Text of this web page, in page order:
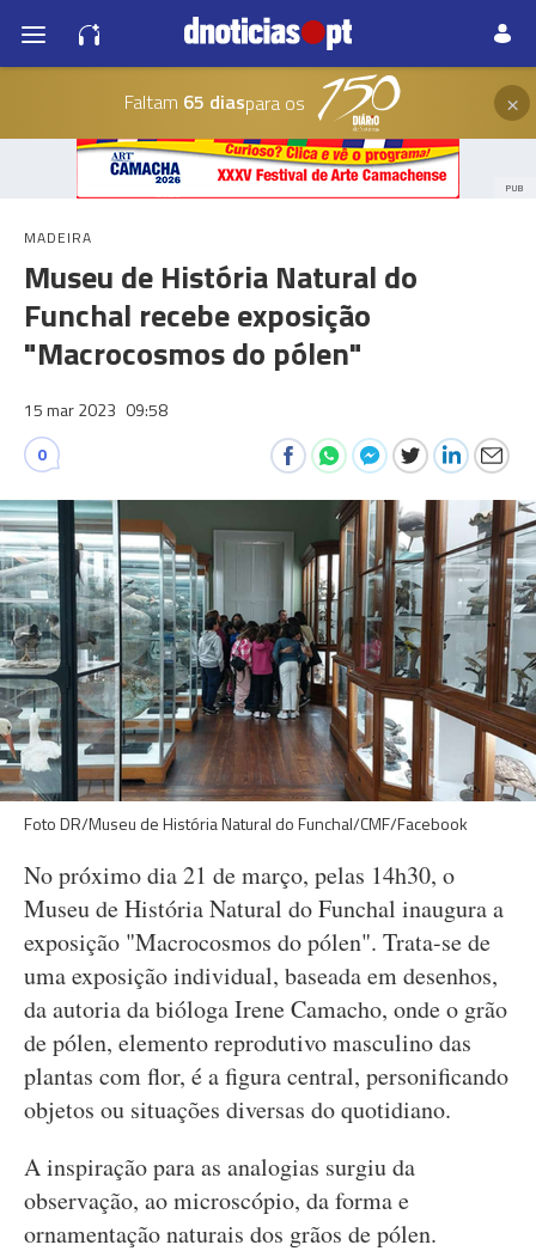
Faltam 65 diaspara os ×
PUB
MADEIRA
Museu de História Natural do
Funchal recebe exposição
"Macrocosmos do pólen"
15 mar 2023 09:58
0
Foto DR/Museu de História Natural do Funchal/CMF/Facebook
No próximo dia 21 de março, pelas 14h30, o
Museu de História Natural do Funchal inaugura a
exposição "Macrocosmos do pólen". Trata-se de
uma exposição individual, baseada em desenhos,
da autoria da bióloga Irene Camacho, onde o grão
de pólen, elemento reprodutivo masculino das
plantas com flor, é a figura central, personificando
objetos ou situações diversas do quotidiano.
A inspiração para as analogias surgiu da
observação, ao microscópio, da forma e
ornamentação naturais dos grãos de pólen.